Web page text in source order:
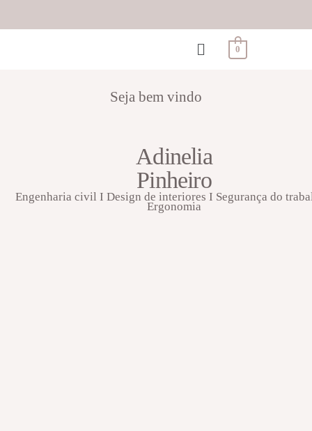
0
Seja bem vindo
Adinelia
Pinheiro
Engenharia civil I Design de interiores I Segurança do
Ergonomia